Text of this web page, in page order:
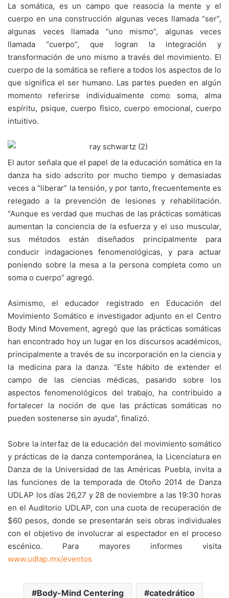
La somática, es un campo que reasocia la mente y el
cuerpo en una construcción algunas veces llamada “ser”,
algunas veces llamada “uno mismo”, algunas veces
llamada “cuerpo”, que logran la integración y
transformación de uno mismo a través del movimiento. El
cuerpo de la somática se refiere a todos los aspectos de lo
que significa el ser humano. Las partes pueden en algún
momento referirse individualmente como soma, alma
espíritu, psique, cuerpo físico, cuerpo emocional, cuerpo
intuitivo.
El autor señala que el papel de la educación somática en la
danza ha sido adscrito por mucho tiempo y demasiadas
veces a “liberar” la tensión, y por tanto, frecuentemente es
relegado a la prevención de lesiones y rehabilitación.
“Aunque es verdad que muchas de las prácticas somáticas
aumentan la conciencia de la esfuerza y el uso muscular,
sus métodos están diseñados principalmente para
conducir indagaciones fenomenológicas, y para actuar
poniendo sobre la mesa a la persona completa como un
soma o cuerpo” agregó.
Asimismo, el educador registrado en Educación del
Movimiento Somático e investigador adjunto en el Centro
Body Mind Movement, agregó que las prácticas somáticas
han encontrado hoy un lugar en los discursos académicos,
principalmente a través de su incorporación en la ciencia y
la medicina para la danza. “Este hábito de extender el
campo de las ciencias médicas, pasando sobre los
aspectos fenomenológicos del trabajo, ha contribuido a
fortalecer la noción de que las prácticas somáticas no
pueden sostenerse sin ayuda”, finalizó.
Sobre la interfaz de la educación del movimiento somático
y prácticas de la danza contemporánea, la Licenciatura en
Danza de la Universidad de las Américas Puebla, invita a
las funciones de la temporada de Otoño 2014 de Danza
UDLAP los días 26,27 y 28 de noviembre a las 19:30 horas
en el Auditorio UDLAP, con una cuota de recuperación de
$60 pesos, donde se presentarán seis obras individuales
con el objetivo de involucrar al espectador en el proceso
escénico. Para mayores informes visita
www.udlap.mx/eventos
Body-Mind Centering catedrático